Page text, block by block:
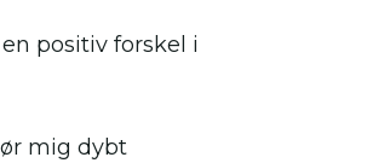
positiv forskel i
mig dybt